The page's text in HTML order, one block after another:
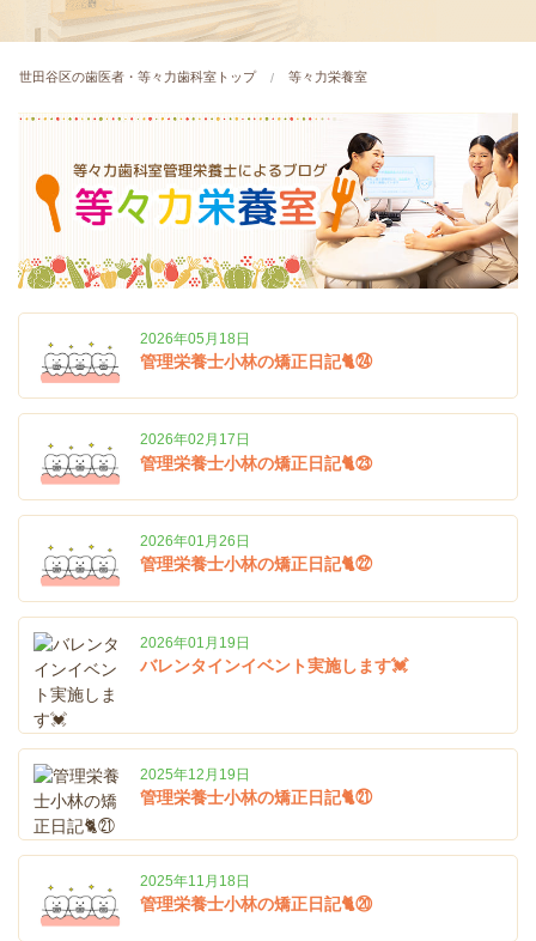
世田谷区の歯医者・等々力歯科室トップ 等々力栄養室
2026年05月18日
管理栄養士小林の矯正日記🐈㉔
2026年02月17日
管理栄養士小林の矯正日記🐈㉓
2026年01月26日
管理栄養士小林の矯正日記🐈㉒
2026年01月19日
バレンタインイベント実施します💓
2025年12月19日
管理栄養士小林の矯正日記🐈㉑
2025年11月18日
管理栄養士小林の矯正日記🐈⑳